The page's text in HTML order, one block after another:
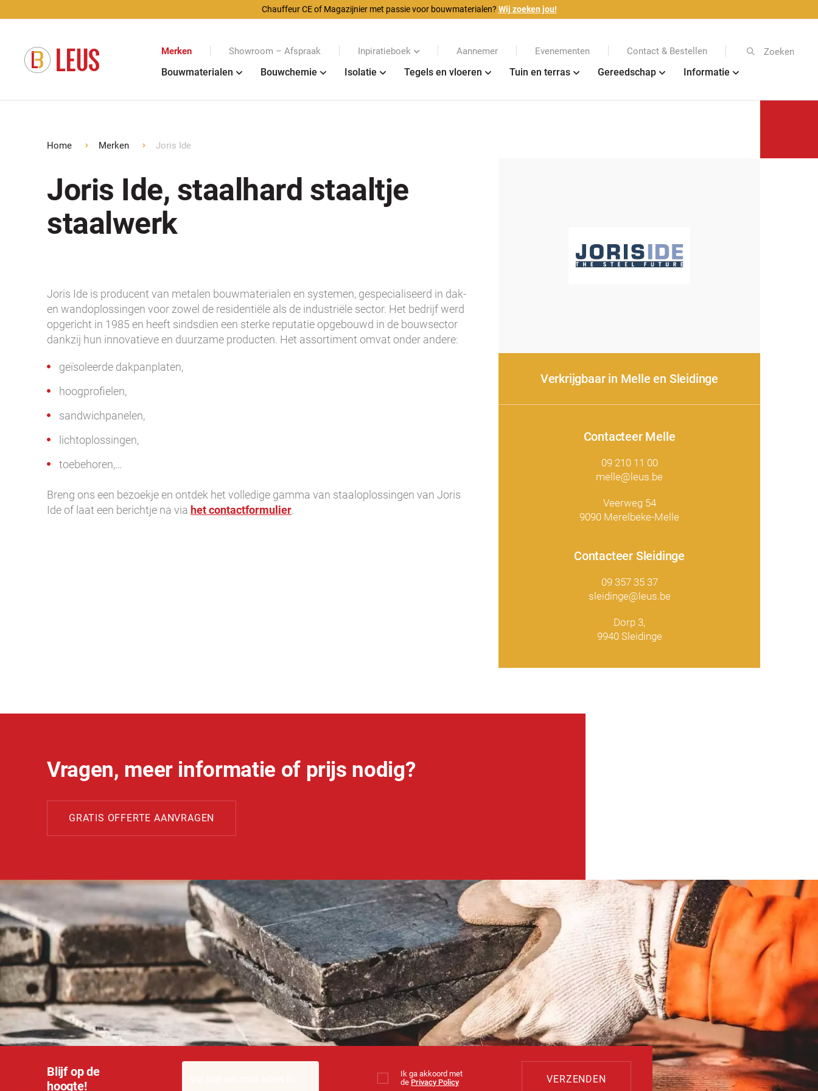
Chauffeur CE of Magazijnier met passie voor bouwmaterialen? Wij zoeken jou!
Merken Showroom – Afspraak Inpiratieboek Aannemer Evenementen Contact & Bestellen Zoeken
Bouwmaterialen Bouwchemie Isolatie Tegels en vloeren Tuin en terras Gereedschap Informatie
Home Merken Joris Ide
Joris Ide, staalhard staaltje
staalwerk
Joris Ide is producent van metalen bouwmaterialen en systemen, gespecialiseerd in dak-
en wandoplossingen voor zowel de residentiële als de industriële sector. Het bedrijf werd
opgericht in 1985 en heeft sindsdien een sterke reputatie opgebouwd in de bouwsector
dankzij hun innovatieve en duurzame producten. Het assortiment omvat onder andere:
geïsoleerde dakpanplaten,
hoogprofielen,
sandwichpanelen,
lichtoplossingen,
toebehoren,…
Breng ons een bezoekje en ontdek het volledige gamma van staaloplossingen van Joris
Ide of laat een berichtje na via het contactformulier.
Verkrijgbaar in Melle en Sleidinge
Contacteer Melle
09 210 11 00
melle@leus.be
Veerweg 54
9090 Merelbeke-Melle
Contacteer Sleidinge
09 357 35 37
sleidinge@leus.be
Dorp 3,
9940 Sleidinge
Vragen, meer informatie of prijs nodig?
GRATIS OFFERTE AANVRAGEN
Blijf op de
hoogte!
Ik ga akkoord met
de Privacy Policy